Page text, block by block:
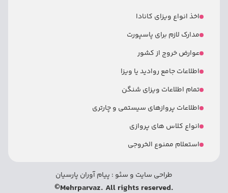
اخذ انواع ویزای کانادا
مدارک لازم برای پاسپورت
عوارض خروج از کشور
اطلاعات جامع روادید یا ویزا
تمام اطلاعات ویزای شنگن
اطلاعات پروازهای سیستمی و چارتری
انواع کلاس های پروازی
استعلام ممنوع الخروجی
طراحی سایت و سئو : پیام آوران پارسیان
© .Mehrparvaz. All rights reserved